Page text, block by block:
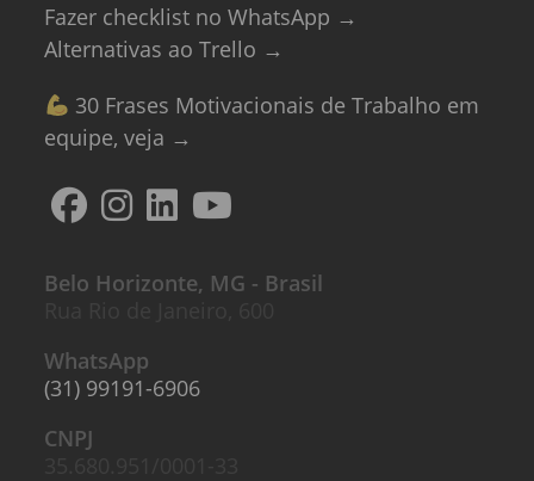
Fazer checklist no WhatsApp →
Alternativas ao Trello →
30 Frases Motivacionais de Trabalho em
equipe, veja →
Belo Horizonte, MG - Brasil
WhatsApp
(31) 99191-6906
CNPJ